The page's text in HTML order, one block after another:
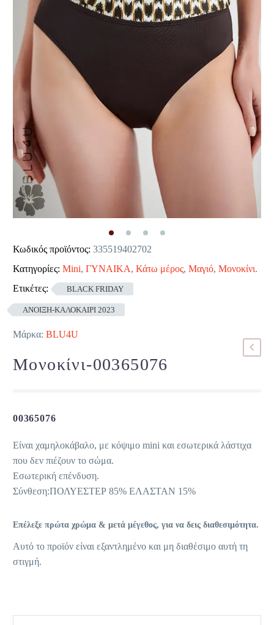
Κωδικός προϊόντος: 335519402702
Κατηγορίες: Mini, ΓΥΝΑΙΚΑ, Κάτω μέρος, Μαγιό, Μονοκίνι.
Ετικέτες:
BLACK FRIDAY
ΑΝΟΙΞΗ-ΚΑΛΟΚΑΙΡΙ 2023
Μάρκα: BLU4U
Μονοκίνι-00365076
00365076
Είναι χαμηλοκάβαλο, με κόψιμο mini και εσωτερικά λάστιχα
που δεν πιέζουν το σώμα.
Εσωτερική επένδυση.
Σύνθεση:ΠΟΛΥΕΣΤΕΡ 85% ΕΛΑΣΤΑΝ 15%
Επέλεξε πρώτα χρώμα & μετά μέγεθος, για να δεις διαθεσιμότητα.
Αυτό το προϊόν είναι εξαντλημένο και μη διαθέσιμο αυτή τη
στιγμή.